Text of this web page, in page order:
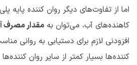
اما از تفاوت‌های دیگر روان کننده پایه
کاهنده‌های آب، می‌توان به مقدار مصرف
افزودنی لازم برای دستیابی به روانی
کننده‌ها بسیار کمتر از سایر روان